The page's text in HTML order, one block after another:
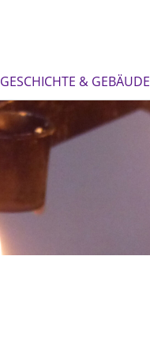
GESCHICHTE & GEBÄUDE